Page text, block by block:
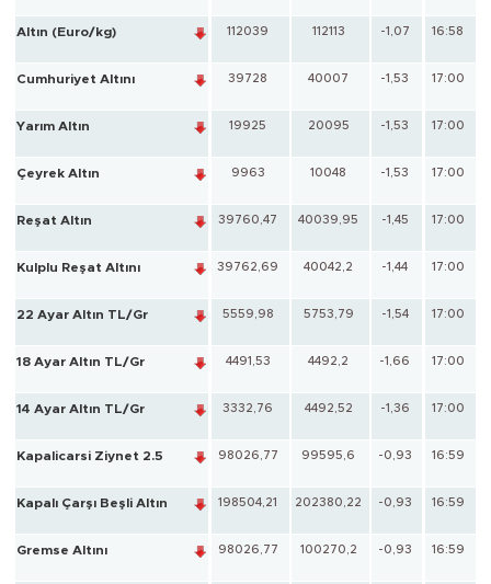
Altın (Euro/kg) 112039 112113 -1,07 16:58
Cumhuriyet Altını 39728 40007 -1,53 17:00
Yarım Altın 19925 20095 -1,53 17:00
Çeyrek Altın 9963 10048 -1,53 17:00
Reşat Altın 39760,47 40039,95 -1,45 17:00
Kulplu Reşat Altını 39762,69 40042,2 -1,44 17:00
22 Ayar Altın TL/Gr 5559,98 5753,79 -1,54 17:00
18 Ayar Altın TL/Gr 4491,53 4492,2 -1,66 17:00
14 Ayar Altın TL/Gr 3332,76 4492,52 -1,36 17:00
Kapalicarsi Ziynet 2.5 98026,77 99595,6 -0,93 16:59
Kapalı Çarşı Beşli Altın 198504,21 202380,22 -0,93 16:59
Gremse Altını 98026,77 100270,2 -0,93 16:59